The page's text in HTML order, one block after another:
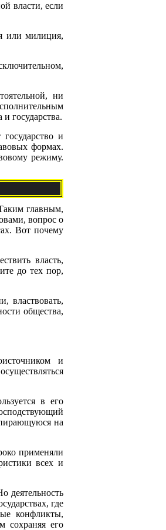
власти, если
или милиция,
ни
государства.
и
формах.
режиму.
главным,
вопрос о
Вот почему
власть,
до тех пор,
властвовать,
общества,
и
в его
на
применяли
всех и
деятельность
где
конфликты,
сохраняя его